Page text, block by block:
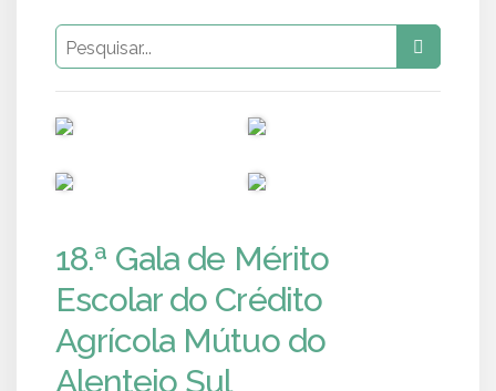
18.ª Gala de Mérito
Escolar do Crédito
Agrícola Mútuo do
Alentejo Sul